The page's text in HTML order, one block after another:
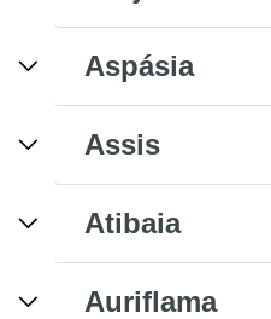
Aspásia
Assis
Atibaia
Auriflama